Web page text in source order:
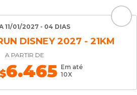
11/01/2027 - 04 DIAS
DISNEY 2027 - 21KM
A PARTIR DE
6.465 Em até
10X